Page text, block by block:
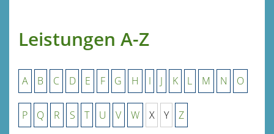
Leistungen A-Z
A B C D E F G H I J K L M N O
P Q R S T U V W X Y Z